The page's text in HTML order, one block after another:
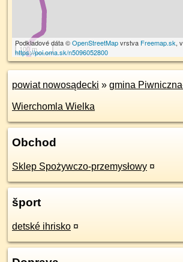
100 m
Podkladové dáta ©OpenStreetMapvrstva Freemap.sk,
https://poi.oma.sk/n5096052800
powiat nowosądecki » gmina
Wierchomla Wielka
Obchod
Sklep Spożywczo-przemysłowy ¤
šport
detské ihrisko ¤